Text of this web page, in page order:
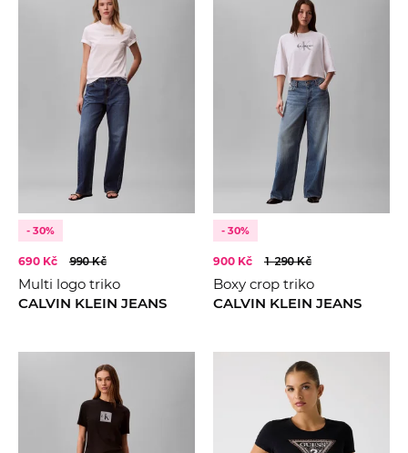
- 30%
690 Kč 990 Kč
Multi logo triko
CALVIN KLEIN JEANS
- 30%
900 Kč 1 290 Kč
Boxy crop triko
CALVIN KLEIN JEANS